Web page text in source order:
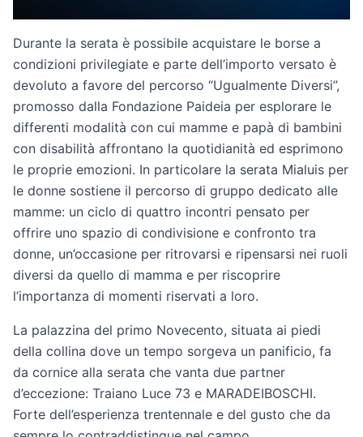
Durante la serata è possibile acquistare le borse a
condizioni privilegiate e parte dell’importo versato è
devoluto a favore del percorso “Ugualmente Diversi”,
promosso dalla Fondazione Paideia per esplorare le
differenti modalità con cui mamme e papà di bambini
con disabilità affrontano la quotidianità ed esprimono
le proprie emozioni. In particolare la serata Mialuis per
le donne sostiene il percorso di gruppo dedicato alle
mamme: un ciclo di quattro incontri pensato per
offrire uno spazio di condivisione e confronto tra
donne, un’occasione per ritrovarsi e ripensarsi nei ruoli
diversi da quello di mamma e per riscoprire
l’importanza di momenti riservati a loro.
La palazzina del primo Novecento, situata ai piedi
della collina dove un tempo sorgeva un panificio, fa
da cornice alla serata che vanta due partner
d’eccezione: Traiano Luce 73 e MARADEIBOSCHI.
Forte dell’esperienza trentennale e del gusto che da